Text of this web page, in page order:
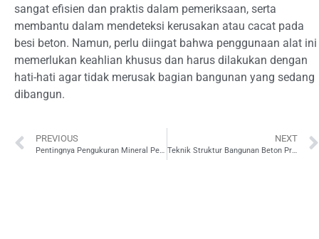
sangat efisien dan praktis dalam pemeriksaan, serta
membantu dalam mendeteksi kerusakan atau cacat pada
besi beton. Namun, perlu diingat bahwa penggunaan alat ini
memerlukan keahlian khusus dan harus dilakukan dengan
hati-hati agar tidak merusak bagian bangunan yang sedang
dibangun.
PREVIOUS
Pentingnya Pengukuran Mineral Pertambangan
NEXT
Teknik Struktur Bangunan Beton Pra-Cetak